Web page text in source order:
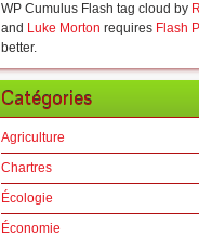
WP Cumulus Flash tag cloud by
and Luke Morton requires Flash
better.
Catégories
Agriculture
Chartres
Écologie
Économie